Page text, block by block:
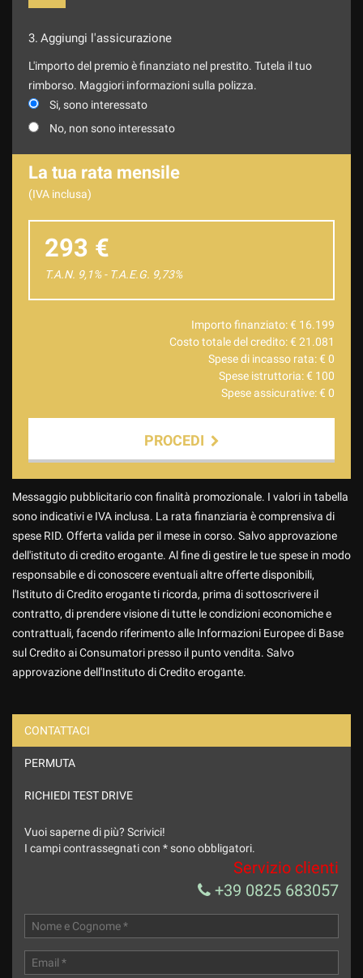
3. Aggiungi l'assicurazione
L'importo del premio è finanziato nel prestito. Tutela il tuo
rimborso. Maggiori informazioni sulla polizza.
Si, sono interessato
No, non sono interessato
La tua rata mensile
(IVA inclusa)
293 €
T.A.N. 9,1% - T.A.E.G. 9,73%
Importo finanziato: € 16.199
Costo totale del credito: € 21.081
Spese di incasso rata: € 0
Spese istruttoria: € 100
Spese assicurative: € 0
PROCEDI
Contattaci
Ho letto e accetto
marketing
Invia la tua richiesta
Messaggio pubblicitario con finalità promozionale. I valori in tabella
sono indicativi e IVA inclusa. La rata finanziaria è comprensiva di
spese RID. Offerta valida per il mese in corso. Salvo approvazione
dell'istituto di credito erogante. Al fine di gestire le tue spese in modo
responsabile e di conoscere eventuali altre offerte disponibili,
l'Istituto di Credito erogante ti ricorda, prima di sottoscrivere il
contratto, di prendere visione di tutte le condizioni economiche e
contrattuali, facendo riferimento alle Informazioni Europee di Base
sul Credito ai Consumatori presso il punto vendita. Salvo
approvazione dell'Instituto di Credito erogante.
CONTATTACI
PERMUTA
RICHIEDI TEST DRIVE
Vuoi saperne di più? Scrivici!
I campi contrassegnati con * sono obbligatori.
Servizio clienti
+39 0825 683057